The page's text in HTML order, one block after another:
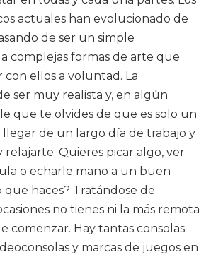
actuales han evolucionado de
de ser un simple
complejas formas de arte que
ellos a voluntad. La
ser muy realista y, en algún
que te olvides de que es solo un
llegar de un largo día de trabajo y
relajarte. Quieres picar algo, ver
o echarle mano a un buen
que haces? Tratándose de
no tienes ni la más remota
comenzar. Hay tantas consolas
y marcas de juegos en